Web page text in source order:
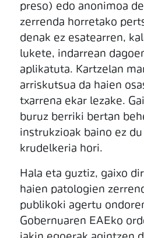
preso) edo anonimoa
zerrenda horretako
denak ez esatearren,
lukete, indarrean
aplikatuta. Kartzelan
arriskutsua da haien
txarrena ekar lezake.
buruz berriki bertan
instrukzioak baino ez
krudelkeria hori.
Hala eta guztiz, gaixo
haien patologien
publikoki agertu
Gobernuaren EAEko